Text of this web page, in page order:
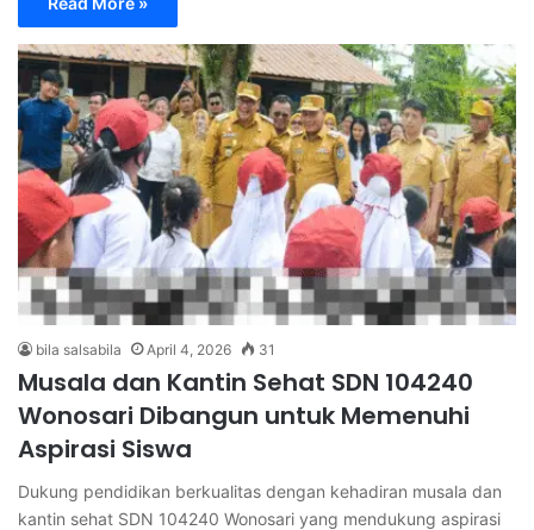
bila salsabila April 4, 2026 31
Musala dan Kantin Sehat SDN 104240
Wonosari Dibangun untuk Memenuhi
Aspirasi Siswa
Dukung pendidikan berkualitas dengan kehadiran musala dan
kantin sehat SDN 104240 Wonosari yang mendukung aspirasi